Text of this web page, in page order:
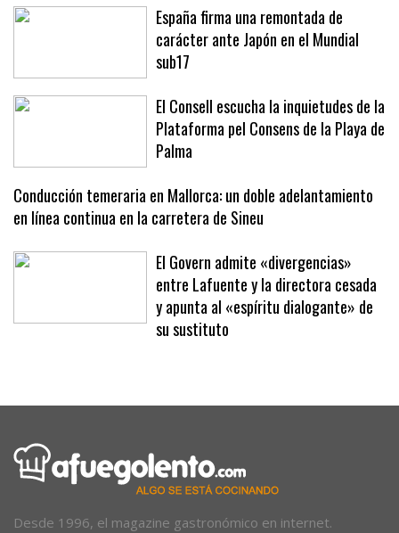
la Serra por el eclipse
España firma una remontada de
carácter ante Japón en el Mundial
sub17
El Consell escucha la inquietudes de la
Plataforma pel Consens de la Playa de
Palma
Conducción temeraria en Mallorca: un doble adelantamiento
en línea continua en la carretera de Sineu
El Govern admite «divergencias»
entre Lafuente y la directora cesada
y apunta al «espíritu dialogante» de